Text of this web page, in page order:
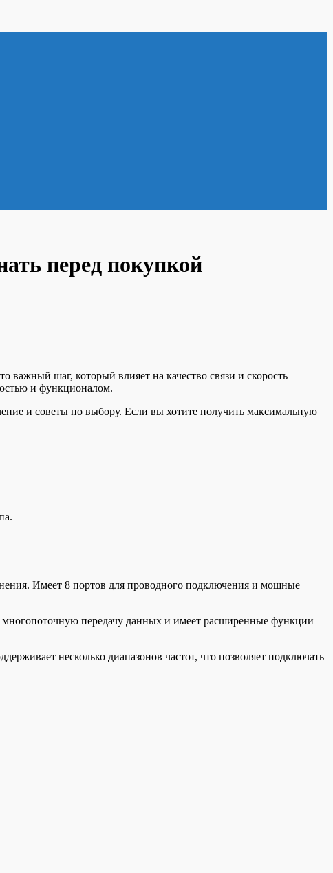
перед покупкой
шаг, который влияет на качество связи и скорость
и функционалом.
и советы по выбору. Если вы хотите получить максимальную
Имеет 8 портов для проводного подключения и мощные
передачу данных и имеет расширенные функции
несколько диапазонов частот, что позволяет подключать